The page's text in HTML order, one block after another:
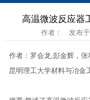
高温微波反应器
作者： 发布
作者：罗会龙,彭金辉，张
昆明理工大学材料与冶金